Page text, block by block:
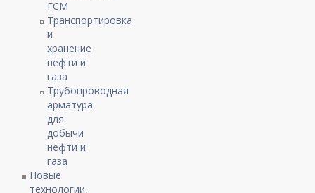
ГСМ
Транспортировка
и
хранение
нефти и
газа
Трубопроводная
арматура
для
добычи
нефти и
газа
Новые
технологии,